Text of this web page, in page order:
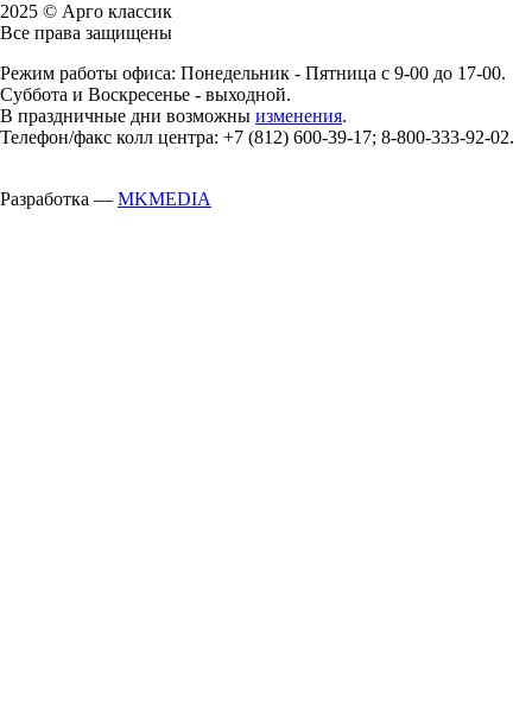
2025 © Арго классик
Все права защищены
Режим работы офиса: Понедельник - Пятница с 9-00 до 17-00.
Суббота и Воскресенье - выходной.
В праздничные дни возможны изменения.
Телефон/факс колл центра: +7 (812) 600-39-17; 8-800-333-92-02.
Разработка — MKMEDIA